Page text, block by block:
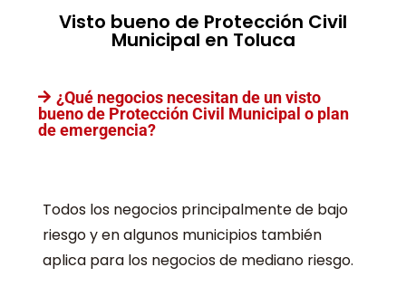
Visto bueno de Protección Civil
Municipal en Toluca
¿Qué negocios necesitan de un visto
bueno de Protección Civil Municipal o plan
de emergencia?
Todos los negocios principalmente de bajo
riesgo y en algunos municipios también
aplica para los negocios de mediano riesgo.